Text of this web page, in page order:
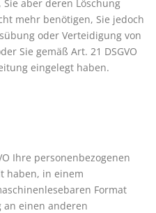
aber deren Löschung
mehr benötigen, Sie jedoch
oder Verteidigung von
Sie gemäß Art. 21 DSGVO
eingelegt haben.
Ihre personenbezogenen
haben, in einem
Format
einen anderen